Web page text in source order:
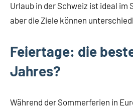
Urlaub in der Schweiz ist ideal im
aber die Ziele können
Feiertage: die
Jahres?
Während der Sommerferien in